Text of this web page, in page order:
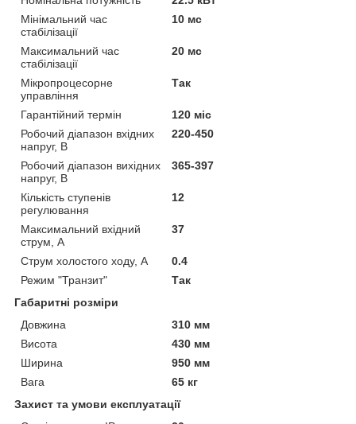
Мінімальний час
стабілізації
10 мс
Максимальний час
стабілізації
20 мс
Мікропроцесорне
управління
Так
Гарантійний термін
120 міс
Робочий діапазон вхідних
напруг, В
220-450
Робочий діапазон вихідних
напруг, В
365-397
Кількість ступенів
регулювання
12
Максимальний вхідний
струм, А
37
Струм холостого ходу, А
0.4
Режим "Транзит"
Так
Габаритні розміри
Довжина
310 мм
Висота
430 мм
Ширина
950 мм
Вага
65 кг
Захист та умови експлуатації